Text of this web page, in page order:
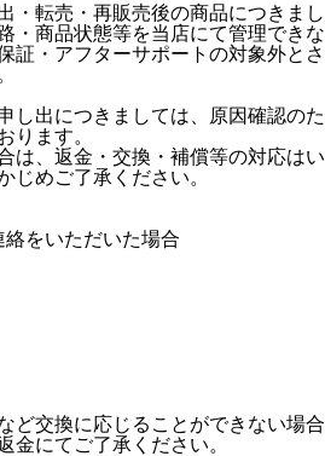
・転売・再販売後の商品につきまし
・商品状態等を当店にて管理できな
証・アフターサポートの対象外とさ
し出につきましては、原因確認のた
ります。
は、返金・交換・補償等の対応はい
じめご了承ください。
をいただいた場合
ど交換に応じることができない場合
金にてご了承ください。